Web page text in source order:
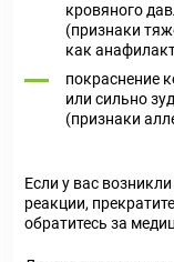
кровяного
(признаки
как
покраснение
или сильно
(признаки
Если у вас
реакции,
обратитесь за